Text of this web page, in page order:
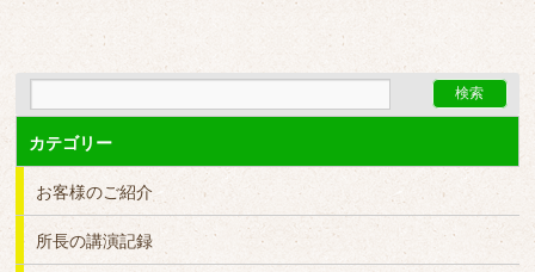
カテゴリー
お客様のご紹介
所長の講演記録